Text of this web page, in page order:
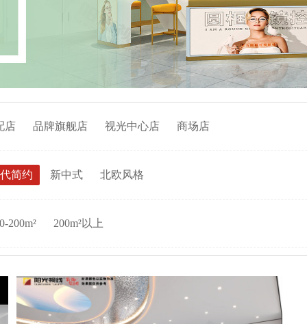
店 品牌旗舰店 视光中心店 商场店
简约 新中式 北欧风格
200m² 200m²以上